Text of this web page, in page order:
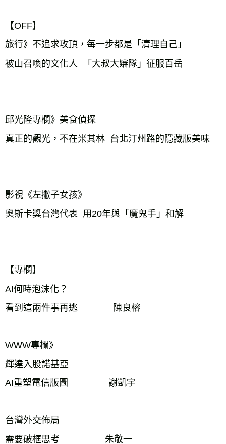
【OFF】
旅行》不追求攻頂，每一步都是「清理自己」
被山召喚的文化人 「大叔大嬸隊」征服百岳
邱光隆專欄》美食偵探
真正的觀光，不在米其林 台北汀州路的隱藏版美味
影視《左撇子女孩》
奧斯卡獎台灣代表 用20年與「魔鬼手」和解
【專欄】
AI何時泡沫化？
看到這兩件事再逃 陳良榕
WWW專欄》
輝達入股諾基亞
AI重塑電信版圖 謝凱宇
台灣外交佈局
需要破框思考 朱敬一